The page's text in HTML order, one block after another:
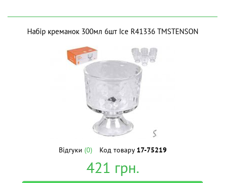
Набір креманок 300мл 6шт Ice R41336 ТМSTENSON
Відгуки (0) Код товару 17-75219
421 грн.